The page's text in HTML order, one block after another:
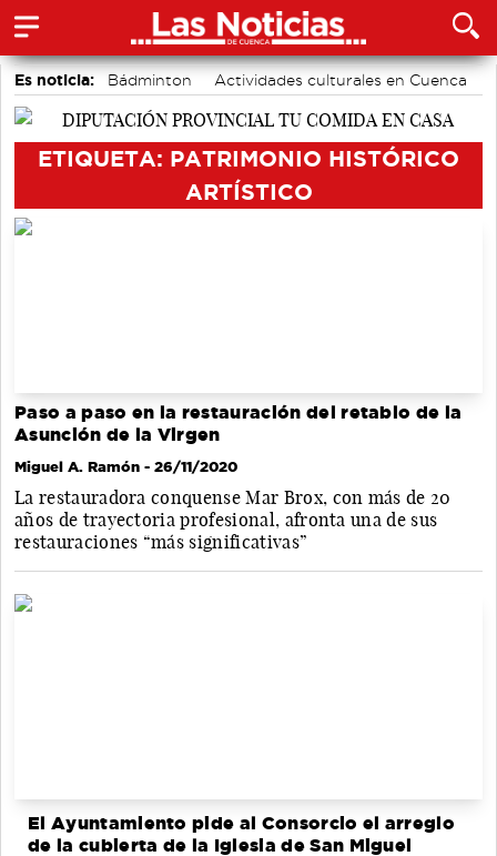
Es noticia: Bádminton
Actividades culturales en Cuenca
Piragüismo
Auditorio de Cuenca
ETIQUETA: PATRIMONIO HISTÓRICO
ARTÍSTICO
Paso a paso en la restauración del retablo de la
Asunción de la Virgen
Miguel A. Ramón - 26/11/2020
La restauradora conquense Mar Brox, con más de 20
años de trayectoria profesional, afronta una de sus
restauraciones “más significativas”
El Ayuntamiento pide al Consorcio el arreglo
de la cubierta de la Iglesia de San Miguel